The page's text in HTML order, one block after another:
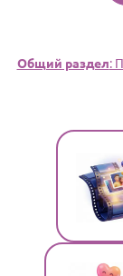
Общий раздел: